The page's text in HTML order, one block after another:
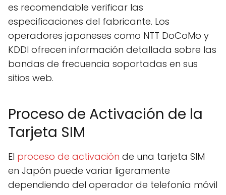
es recomendable verificar las
especificaciones del fabricante. Los
operadores japoneses como NTT DoCoMo y
KDDI ofrecen información detallada sobre las
bandas de frecuencia soportadas en sus
sitios web.
Proceso de Activación de la
Tarjeta SIM
El proceso de activación de una tarjeta SIM
en Japón puede variar ligeramente
dependiendo del operador de telefonía móvil